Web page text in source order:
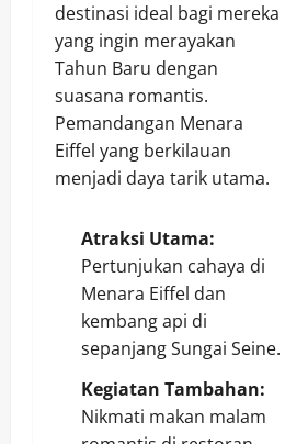
destinasi ideal bagi mereka
yang ingin merayakan
Tahun Baru dengan
suasana romantis.
Pemandangan Menara
Eiffel yang berkilauan
menjadi daya tarik utama.
Atraksi Utama:
Pertunjukan cahaya di
Menara Eiffel dan
kembang api di
sepanjang Sungai Seine.
Kegiatan Tambahan:
Nikmati makan malam